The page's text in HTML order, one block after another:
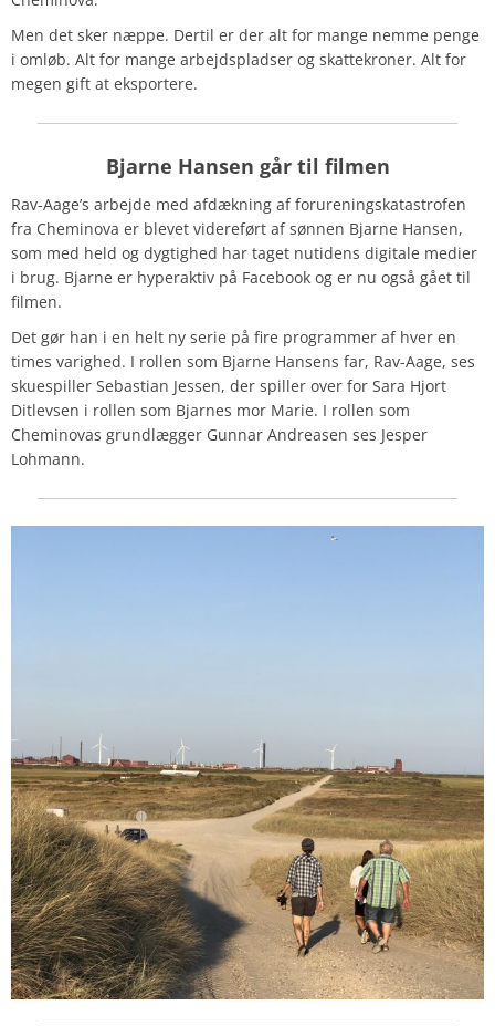
Men det sker næppe. Dertil er der alt for mange nemme penge
i omløb. Alt for mange arbejdspladser og skattekroner. Alt for
megen gift at eksportere.
Bjarne Hansen går til filmen
Rav-Aage’s arbejde med afdækning af forureningskatastrofen
fra Cheminova er blevet videreført af sønnen Bjarne Hansen,
som med held og dygtighed har taget nutidens digitale medier
i brug. Bjarne er hyperaktiv på Facebook og er nu også gået til
filmen.
Det gør han i en helt ny serie på fire programmer af hver en
times varighed. I rollen som Bjarne Hansens far, Rav-Aage, ses
skuespiller Sebastian Jessen, der spiller over for Sara Hjort
Ditlevsen i rollen som Bjarnes mor Marie. I rollen som
Cheminovas grundlægger Gunnar Andreasen ses Jesper
Lohmann.